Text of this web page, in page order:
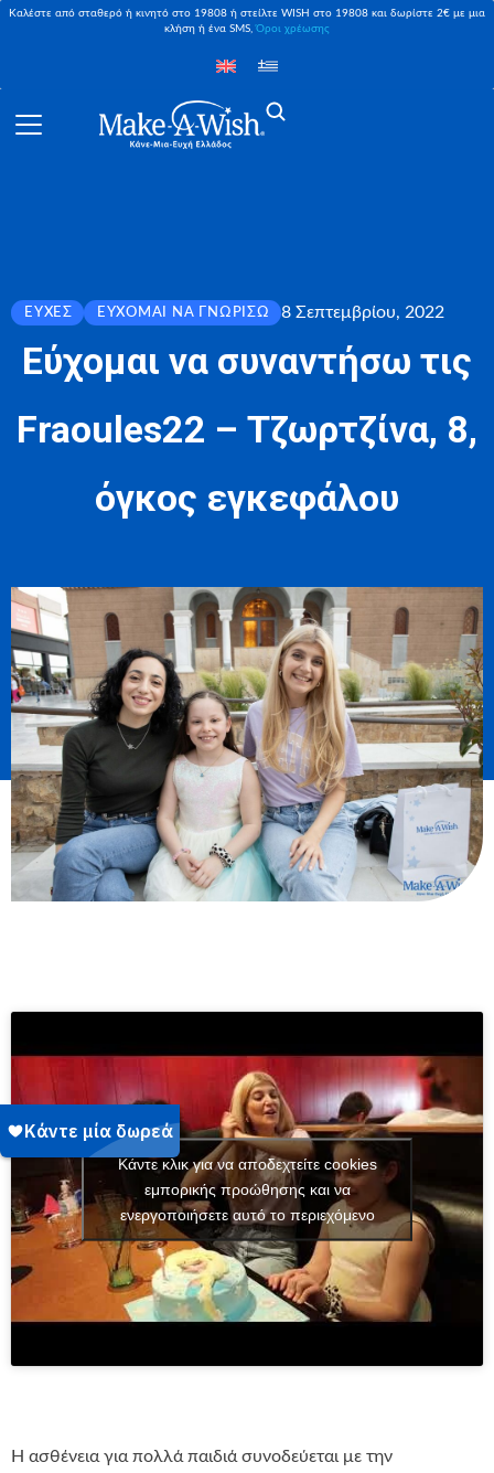
Καλέστε από σταθερό ή κινητό στο 19808 ή στείλτε WISH στο 19808 και δωρίστε 2€ με μια
κλήση ή ένα SMS,Όροι χρέωσης
ΕΥΧΈΣ ΕΎΧΟΜΑΙ ΝΑ ΓΝΩΡΊΣΩ 8 Σεπτεμβρίου, 2022
Εύχομαι να συναντήσω τις
Fraoules22 – Τζωρτζίνα, 8,
όγκος εγκεφάλου
Κάντε κλικ για να αποδεχτείτε cookies
εμπορικής προώθησης και να
ενεργοποιήσετε αυτό το περιεχόμενο
Η ασθένεια για πολλά παιδιά συνοδεύεται με την